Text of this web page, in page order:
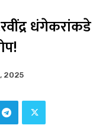
धंगेकरांकडे
2025